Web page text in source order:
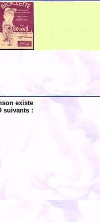
existe
suivants :